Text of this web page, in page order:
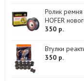
Ролик
HOFER
350 р.
Втулки
350 р.